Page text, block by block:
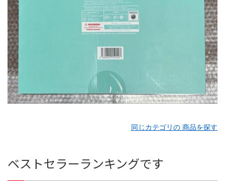
同じカテゴリの 商品を探す
ベストセラーランキングです